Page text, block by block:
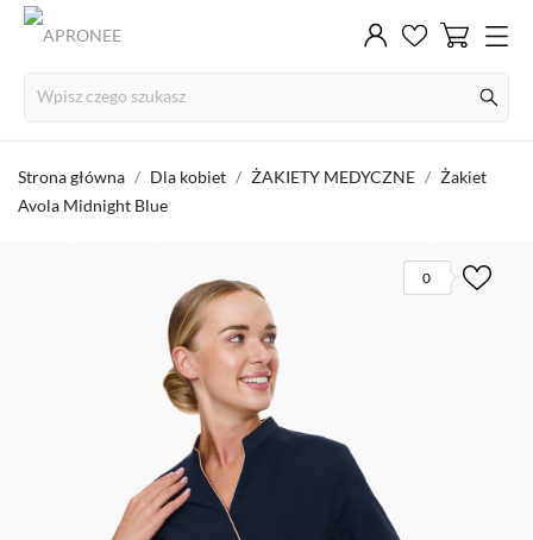
Strona główna Dla kobiet ŻAKIETY MEDYCZNE
Żakiet
Avola Midnight Blue
0